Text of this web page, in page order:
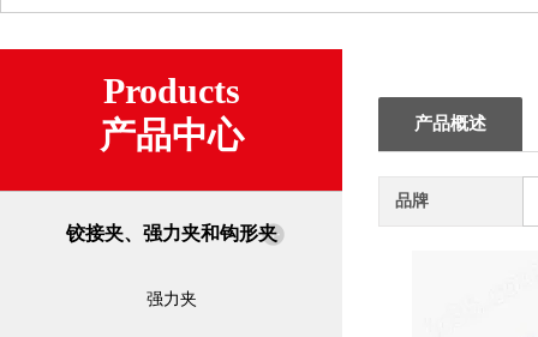
GN 858 锁扣夹具
TLI. 钩形夹 钢制
Products
产品中心
铰接夹、强力夹和钩形夹
强力夹
产品概述
品牌